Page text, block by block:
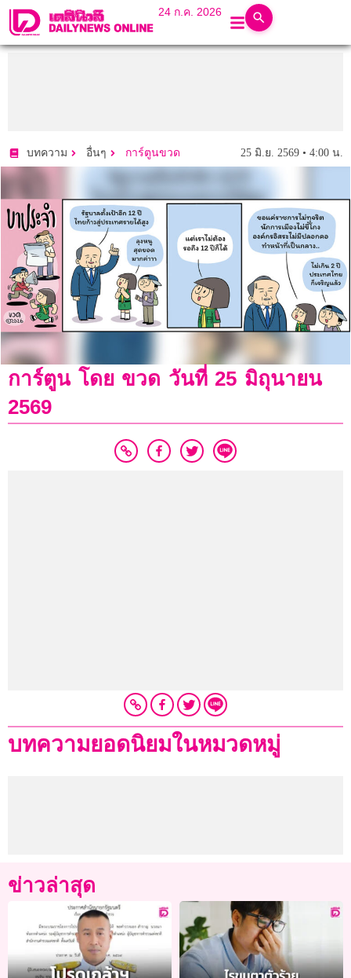
24 ก.ค. 2026
บทความ อื่นๆ การ์ตูนขวด 25 มิ.ย. 2569 • 4:00 น.
การ์ตูน โดย ขวด วันที่ 25 มิถุนายน
2569
บทความยอดนิยมในหมวดหมู่
ข่าวล่าสุด